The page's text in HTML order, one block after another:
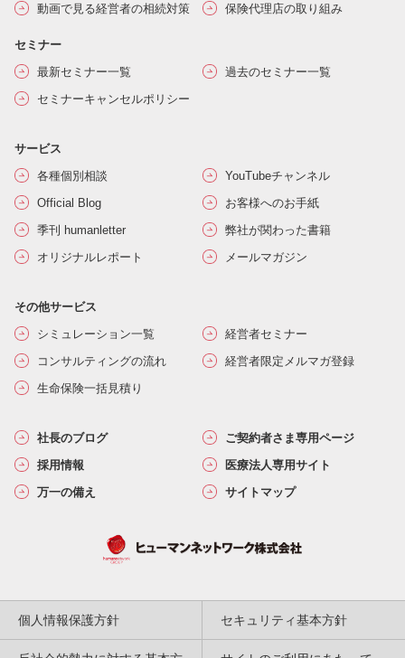
動画で見る経営者の相続対策
保険代理店の取り組み
セミナー
最新セミナー一覧
過去のセミナー一覧
セミナーキャンセルポリシー
サービス
各種個別相談
YouTubeチャンネル
Official Blog
お客様へのお手紙
季刊 humanletter
弊社が関わった書籍
オリジナルレポート
メールマガジン
その他サービス
シミュレーション一覧
経営者セミナー
コンサルティングの流れ
経営者限定メルマガ登録
生命保険一括見積り
社長のブログ
ご契約者さま専用ページ
採用情報
医療法人専用サイト
万一の備え
サイトマップ
個人情報保護方針 セキュリティ基本方針